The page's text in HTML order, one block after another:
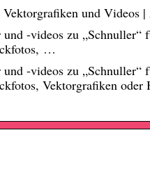
und Videos |
-videos zu „Schnuller“
…
-videos zu „Schnuller“
Vektorgrafiken oder